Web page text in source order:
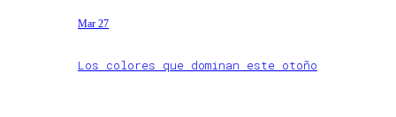
Mar 27
Los colores que dominan este otoño